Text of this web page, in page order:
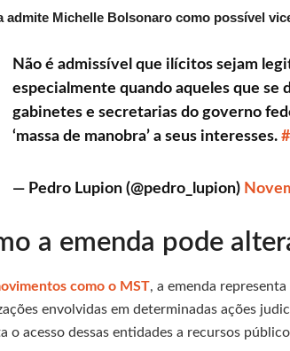
admite Michelle Bolsonaro como possível
Não é admissível que ilícitos sejam
especialmente quando aqueles que se
gabinetes e secretarias do governo
‘massa de manobra’ a seus interesses.
— Pedro Lupion (@pedro_lupion)
a emenda pode
como o MST, a emenda
envolvidas em determinadas ações
o acesso dessas entidades a recursos